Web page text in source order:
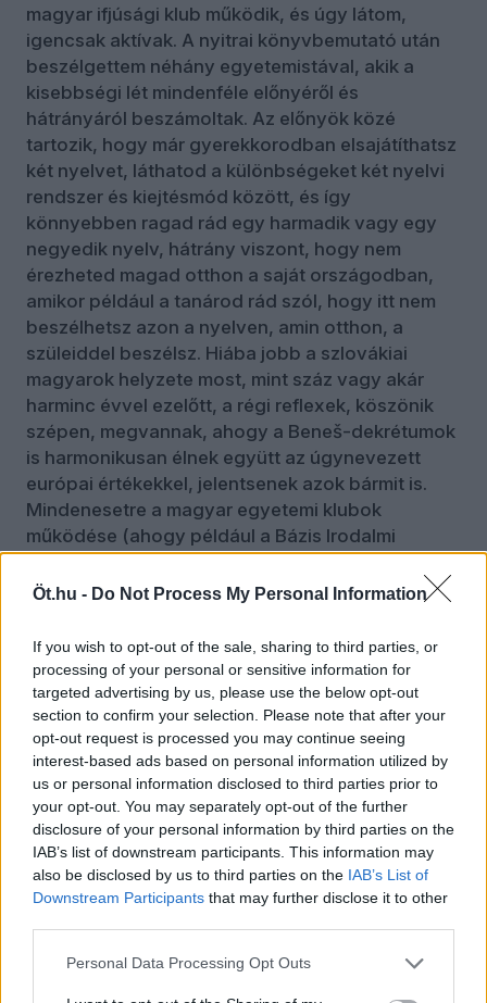
Öt.hu - Do Not Process My Personal Information
If you wish to opt-out of the sale, sharing to third parties, or
processing of your personal or sensitive information for
targeted advertising by us, please use the below opt-out
section to confirm your selection. Please note that after your
opt-out request is processed you may continue seeing
interest-based ads based on personal information utilized by
us or personal information disclosed to third parties prior to
your opt-out. You may separately opt-out of the further
disclosure of your personal information by third parties on the
IAB’s list of downstream participants. This information may
also be disclosed by us to third parties on the IAB’s List of
Downstream Participants that may further disclose it to other
Personal Data Processing Opt Outs
magyar ifjúsági klub működik, és úgy látom,
igencsak aktívak. A nyitrai könyvbemutató után
beszélgettem néhány egyetemistával, akik a
kisebbségi lét mindenféle előnyéről és
hátrányáról beszámoltak. Az előnyök közé
tartozik, hogy már gyerekkorodban elsajátíthatsz
két nyelvet, láthatod a különbségeket két nyelvi
rendszer és kiejtésmód között, és így
könnyebben ragad rád egy harmadik vagy egy
negyedik nyelv, hátrány viszont, hogy nem
érezheted magad otthon a saját országodban,
amikor például a tanárod rád szól, hogy itt nem
beszélhetsz azon a nyelven, amin otthon, a
szüleiddel beszélsz. Hiába jobb a szlovákiai
magyarok helyzete most, mint száz vagy akár
harminc évvel ezelőtt, a régi reflexek, köszönik
szépen, megvannak, ahogy a Beneš-dekrétumok
is harmonikusan élnek együtt az úgynevezett
európai értékekkel, jelentsenek azok bármit is.
Mindenesetre a magyar egyetemi klubok
működése (ahogy például a Bázis Irodalmi
Egyesületé és az Irodalmi Szemle folyóiraté,
amelyek egy korábbi írásomban márszóba
folyamatot, hogy szlovákiai települések és régiók
teljes magyar közössége tűnt vagy tűnik el
éppen.